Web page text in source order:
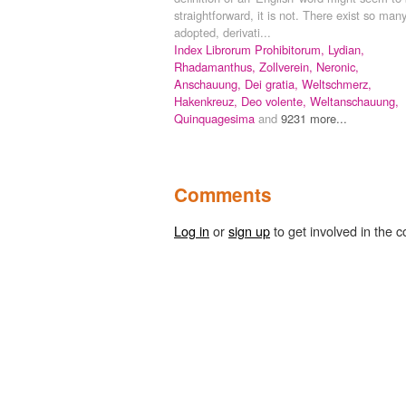
straightforward, it is not. There exist so many
adopted, derivati...
Index Librorum Prohibitorum, Lydian,
Rhadamanthus, Zollverein, Neronic,
Anschauung, Dei gratia, Weltschmerz,
Hakenkreuz, Deo volente, Weltanschauung,
Quinquagesima and 9231 more...
Comments
Log in orsign upto get involved in the